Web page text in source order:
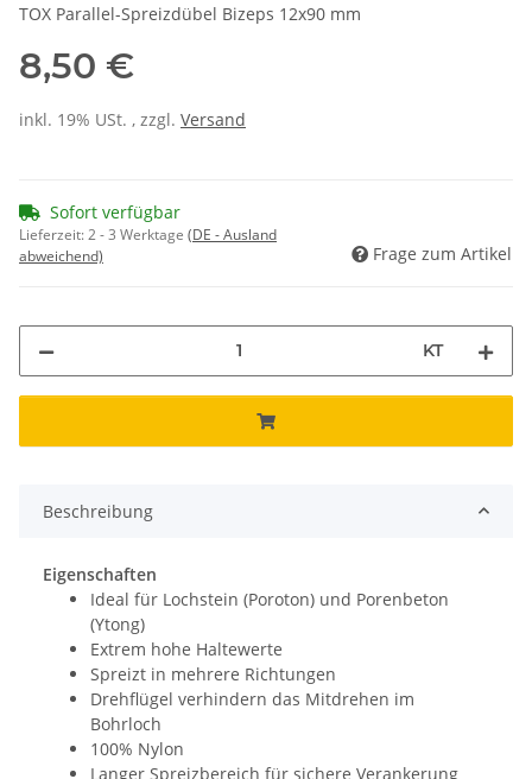
TOX Parallel-Spreizdübel Bizeps 12x90 mm
8,50 €
inkl. 19% USt. , zzgl. Versand
Sofort verfügbar
Lieferzeit:2 - 3 Werktage (DE - Ausland
abweichend)
Frage zum Artikel
KT
Beschreibung
Eigenschaften
Ideal für Lochstein (Poroton) und Porenbeton
(Ytong)
Extrem hohe Haltewerte
Spreizt in mehrere Richtungen
Drehflügel verhindern das Mitdrehen im
Bohrloch
100% Nylon
Langer Spreizbereich für sichere Verankerung